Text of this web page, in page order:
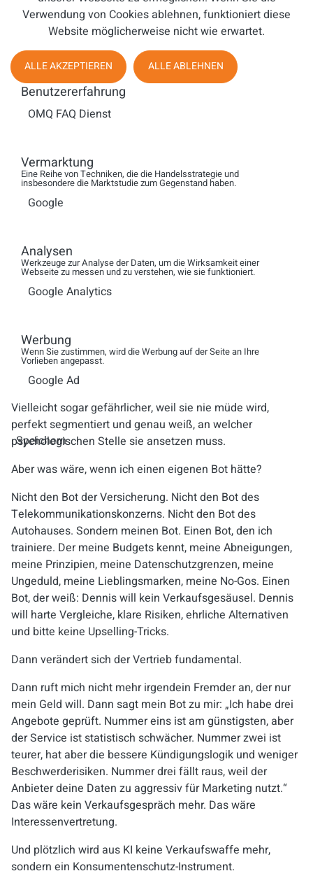
und Identifikation kaufentscheidend sind. Ich halte es
deshalb für sehr plausibel, dass wir künftig zwei Gewinner
sehen: hochautomatisierte Effizienz-Marken und wenige,
sehr gute Premium-Player mit exzellenten Menschen im
Kundendialog. Die Mittelmäßigkeit dazwischen wird
sterben.
Da wird es noch interessanter.
Wollen Menschen künftig Angebote von Menschen
bekommen? Ehrlich gesagt: oft nein. Jedenfalls nicht von
Nerven gehen — am Telefon, per E-Mail, auf LinkedIn oder
Social Media. Der Verbraucher könnte von Maschinen
sogar profitieren, wenn die Maschine nicht im Interesse
des Verkäufers, sondern im Interesse des Kunden agiert.
Eine Unternehmens-KI ist fast immer parteiisch. Sie soll
verkaufen, halten, lenken, optimieren. Sie ist höflich, aber
nicht neutral. Genau wie ein menschlicher Verkäufer.
Vielleicht sogar gefährlicher, weil sie nie müde wird,
perfekt segmentiert und genau weiß, an welcher
psychologischen Stelle sie ansetzen muss.
Aber was wäre, wenn ich einen eigenen Bot hätte?
Nicht den Bot der Versicherung. Nicht den Bot des
Telekommunikationskonzerns. Nicht den Bot des
Autohauses. Sondern meinen Bot. Einen Bot, den ich
trainiere. Der meine Budgets kennt, meine Abneigungen,
meine Prinzipien, meine Datenschutzgrenzen, meine
Ungeduld, meine Lieblingsmarken, meine No-Gos. Einen
Bot, der weiß: Dennis will kein Verkaufsgesäusel. Dennis
will harte Vergleiche, klare Risiken, ehrliche Alternativen
und bitte keine Upselling-Tricks.
Dann verändert sich der Vertrieb fundamental.
Dann ruft mich nicht mehr irgendein Fremder an, der nur
mein Geld will. Dann sagt mein Bot zu mir: „Ich habe drei
Angebote geprüft. Nummer eins ist am günstigsten, aber
der Service ist statistisch schwächer. Nummer zwei ist
teurer, hat aber die bessere Kündigungslogik und weniger
Beschwerderisiken. Nummer drei fällt raus, weil der
Anbieter deine Daten zu aggressiv für Marketing nutzt.“
Das wäre kein Verkaufsgespräch mehr. Das wäre
Interessenvertretung.
Und plötzlich wird aus KI keine Verkaufswaffe mehr,
sondern ein Konsumentenschutz-Instrument.
Verwendung von Cookies ablehnen, funktioniert diese
Website möglicherweise nicht wie erwartet.
ALLE AKZEPTIEREN ALLE ABLEHNEN
Benutzererfahrung
OMQ FAQ Dienst
Vermarktung
Eine Reihe von Techniken, die die Handelsstrategie und
insbesondere die Marktstudie zum Gegenstand haben.
Google
Analysen
Werkzeuge zur Analyse der Daten, um die Wirksamkeit einer
Webseite zu messen und zu verstehen, wie sie funktioniert.
Google Analytics
Werbung
Wenn Sie zustimmen, wird die Werbung auf der Seite an Ihre
Vorlieben angepasst.
Google Ad
Speichern